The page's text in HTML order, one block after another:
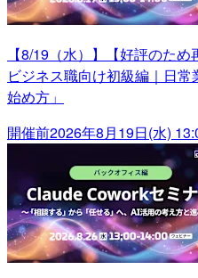
【8/19（水）】【好評のた
ビジネス職向け初級編｜日
始め方」
開催前2026年8月19日(水)